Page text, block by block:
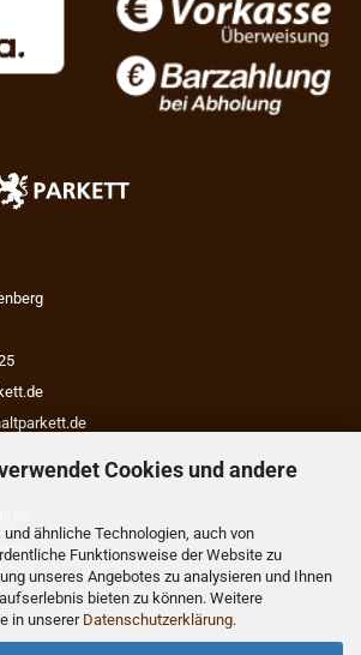
Cookies und andere
ähnliche Technologien, auch von
Funktionsweise der Website zu
unseres Angebotes zu analysieren und Ihnen
bieten zu können. Weitere
in unserer Datenschutzerklärung.